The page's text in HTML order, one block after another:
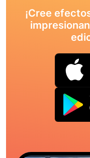
¡Cree